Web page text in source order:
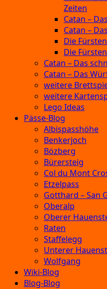
Zeiten
Catan –
Catan –
Die
Die
Catan – Das
Catan – Das
weitere
weitere
Lego Ideas
Pässe-Blog
Albispasshöhe
Benkerjoch
Bözberg
Bürersteig
Col du Mont
Etzelpass
Gotthard – San
Oberalp
Oberer
Raten
Staffelegg
Unterer
Wolfgang
Wiki-Blog
Blog-Blog